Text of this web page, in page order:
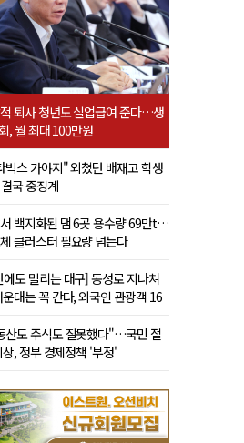
퇴사 청년도 실업급여 준다…생
, 월 최대 100만원
벅스 가야지" 외쳤던 배재고 학생
국 중징계
백지화된 댐 6곳 용수량 69만t…
클러스터 필요량 넘는다
에도 밀리는 대구] 동성로 지나쳐
대는 꼭 간다, 외국인 관광객 16
산도 주식도 잘못했다"…국민 절
상, 정부 경제정책 '부정'